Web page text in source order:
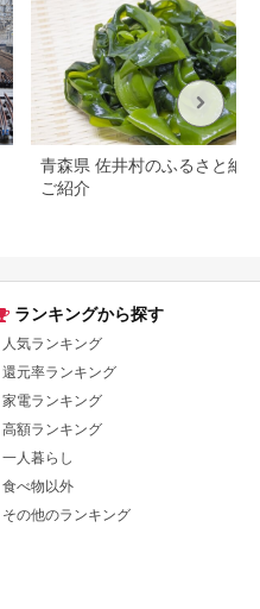
青森県 佐井村のふるさと納
ご紹介
ランキングから探す
人気ランキング
還元率ランキング
家電ランキング
高額ランキング
一人暮らし
食べ物以外
その他のランキング